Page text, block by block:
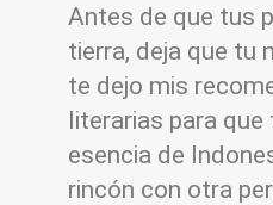
Antes de que tus
tierra, deja que tu
te dejo mis
literarias para
esencia de
rincón con otra